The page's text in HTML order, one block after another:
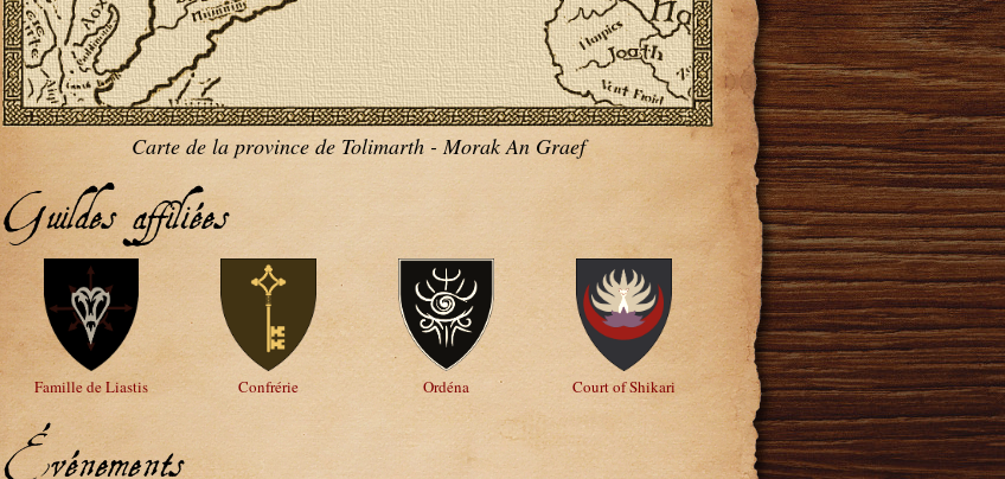
Carte de la province de Tolimarth - Morak An Graef
Guildes affiliées
Famille de Liastis Confrérie Ordéna Court of Shikari
Événements